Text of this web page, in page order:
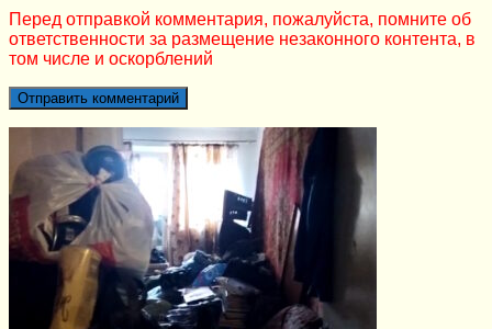
Перед отправкой комментария, пожалуйста, помните об
ответственности за размещение незаконного контента, в
том числе и оскорблений